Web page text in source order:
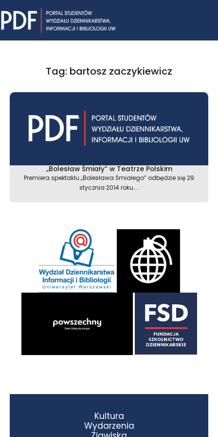
to
content
Tag: bartosz zaczykiewicz
„Bolesław Śmiały” w Teatrze Polskim
Premiera spektaklu „Bolesława Śmiałego” odbędzie się 29
stycznia 2014 roku....
Kultura
Wydarzenia